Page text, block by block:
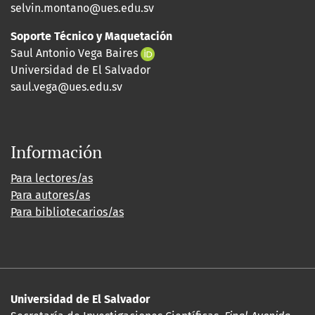
selvin.montano@ues.edu.sv
Soporte Técnico y Maquetación
Saul Antonio Vega Baires
Universidad de El Salvador
saul.vega@ues.edu.sv
Información
Para lectores/as
Para autores/as
Para bibliotecarios/as
Universidad de El Salvador